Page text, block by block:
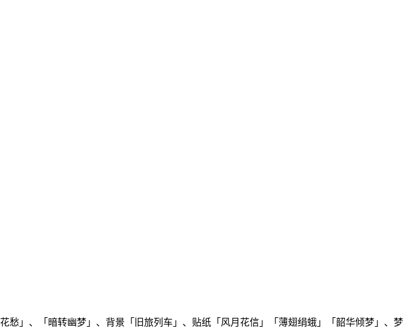
」、「暗转幽梦」、背景「旧旅列车」、贴纸「风月花信」「薄翅绢蛾」「韶华倾梦」、梦